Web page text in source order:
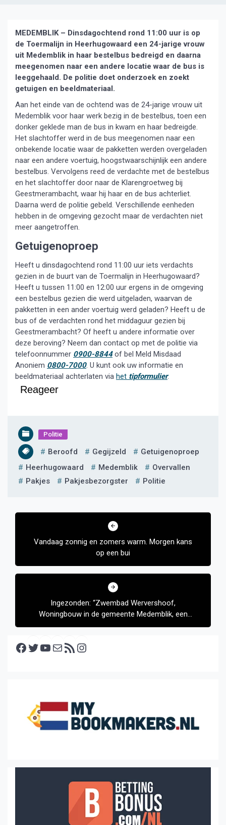
MEDEMBLIK – Dinsdagochtend rond 11:00 uur is op
de Toermalijn in Heerhugowaard een 24-jarige vrouw
uit Medemblik in haar bestelbus bedreigd en daarna
meegenomen naar een andere locatie waar de bus is
leeggehaald. De politie doet onderzoek en zoekt
getuigen en beeldmateriaal.
Aan het einde van de ochtend was de 24-jarige vrouw uit
Medemblik voor haar werk bezig in de bestelbus, toen een
donker geklede man de bus in kwam en haar bedreigde.
Het slachtoffer werd in de bus meegenomen naar een
onbekende locatie waar de pakketten werden overgeladen
naar een andere voertuig, hoogstwaarschijnlijk een andere
bestelbus. Vervolgens reed de verdachte met de bestelbus
en het slachtoffer door naar de Klarengroetweg bij
Geestmerambacht, waar hij haar en de bus achterliet.
Daarna werd de politie gebeld. Verschillende eenheden
hebben in de omgeving gezocht maar de verdachten niet
meer aangetroffen.
Getuigenoproep
Heeft u dinsdagochtend rond 11:00 uur iets verdachts
gezien in de buurt van de Toermalijn in Heerhugowaard?
Heeft u tussen 11:00 en 12:00 uur ergens in de omgeving
een bestelbus gezien die werd uitgeladen, waarvan de
pakketten in een ander voertuig werd geladen? Heeft u de
bus of de verdachten rond het middaguur gezien bij
Geestmerambacht? Of heeft u andere informatie over
deze beroving? Neem dan contact op met de politie via
telefoonnummer 0900-8844of bel Meld Misdaad
Anoniem 0800-7000. U kunt ook uw informatie en
beeldmateriaal achterlaten via het tipformulier.
Reageer
Politie
Beroofd Gegijzeld
Getuigenoproep
Heerhugowaard
Medemblik
Overvallen
Pakjes
Pakjesbezorgster Politie
Bericht
Vandaag zonnig en zomers warm. Morgen kans
op een bui
Ingezonden: “Zwembad Wervershoof,
Woningbouw in de gemeente Medemblik, een
verslag met een ander geluid naar
Facebook Twitter YouTube E-mail RSS feed